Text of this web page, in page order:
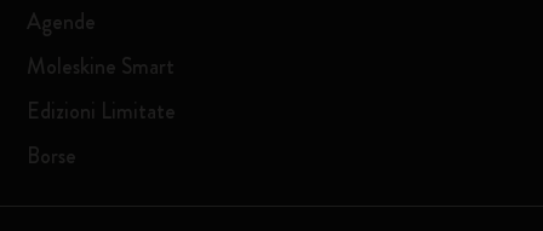
Agende
Moleskine Smart
Edizioni Limitate
Borse